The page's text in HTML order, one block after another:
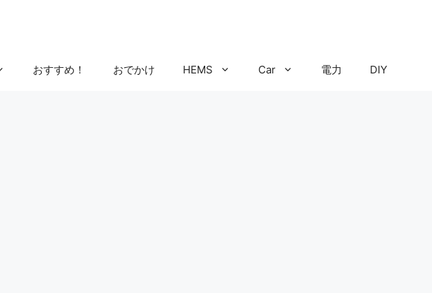
おすすめ！ おでかけ HEMS Car 電力 DIY